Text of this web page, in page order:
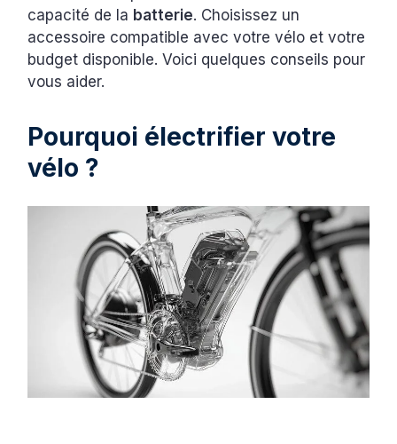
capacité de la batterie. Choisissez un
accessoire compatible avec votre vélo et votre
budget disponible. Voici quelques conseils pour
vous aider.
Pourquoi électrifier votre
vélo ?